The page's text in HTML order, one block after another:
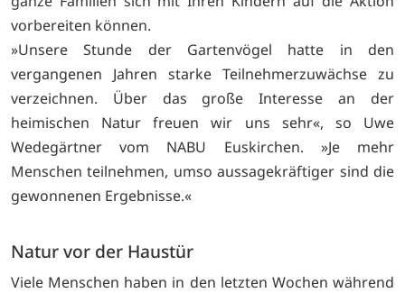
vorbereiten können.
»Unsere Stunde der Gartenvögel hatte in den
vergangenen Jahren starke Teilnehmerzuwächse zu
verzeichnen. Über das große Interesse an der
heimischen Natur freuen wir uns sehr«, so Uwe
Wedegärtner vom NABU Eus­kirchen. »Je mehr
Menschen teilnehmen, umso aussagekräftiger sind die
gewonnenen Ergebnisse.«
Natur vor der Haustür
Viele Menschen haben in den letzten Wochen während